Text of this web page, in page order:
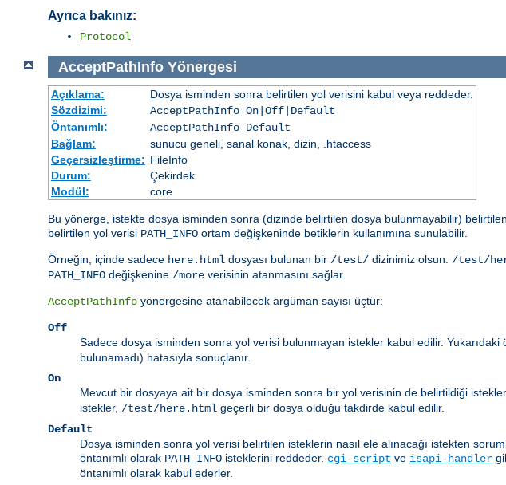
Ayrıca bakınız:
Protocol
AcceptPathInfo Yönergesi
Açıklama:
Dosya isminden sonra belirtilen yol verisini kabul veya reddeder.
Sözdizimi:
AcceptPathInfo On|Off|Default
Öntanımlı:
AcceptPathInfo Default
Bağlam:
sunucu geneli, sanal konak, dizin, .htaccess
Geçersizleştirme: FileInfo
Durum:
Çekirdek
Modül:
core
Bu yönerge, istekte dosya isminden sonra (dizinde belirtilen dosya bulunmayabilir)
belirtilen yol verisi PATH_INFO ortam değişkeninde betiklerin kullanımına sunulabilir.
Örneğin, içinde sadece here.html dosyası bulunan bir /test/ dizinimiz olsun. /test/
PATH_INFO değişkenine /more verisinin atanmasını sağlar.
AcceptPathInfo yönergesine atanabilecek argüman sayısı üçtür:
Off
Sadece dosya isminden sonra yol verisi bulunmayan istekler kabul edilir. Yukarıdaki
bulunamadı) hatasıyla sonuçlanır.
On
Mevcut bir dosyaya ait bir dosya isminden sonra bir yol verisinin de belirtildiği
istekler, /test/here.html geçerli bir dosya olduğu takdirde kabul edilir.
Default
Dosya isminden sonra yol verisi belirtilen isteklerin nasıl ele alınacağı istekten
öntanımlı olarak PATH_INFO isteklerini reddeder. cgi-script ve isapi-handler
öntanımlı olarak kabul ederler.